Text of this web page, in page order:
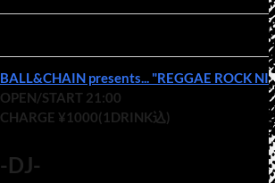
BALL&CHAIN presents... "REGGAE ROCK
OPEN/START 21:00
CHARGE ¥1000(1DRINK込)
-DJ-